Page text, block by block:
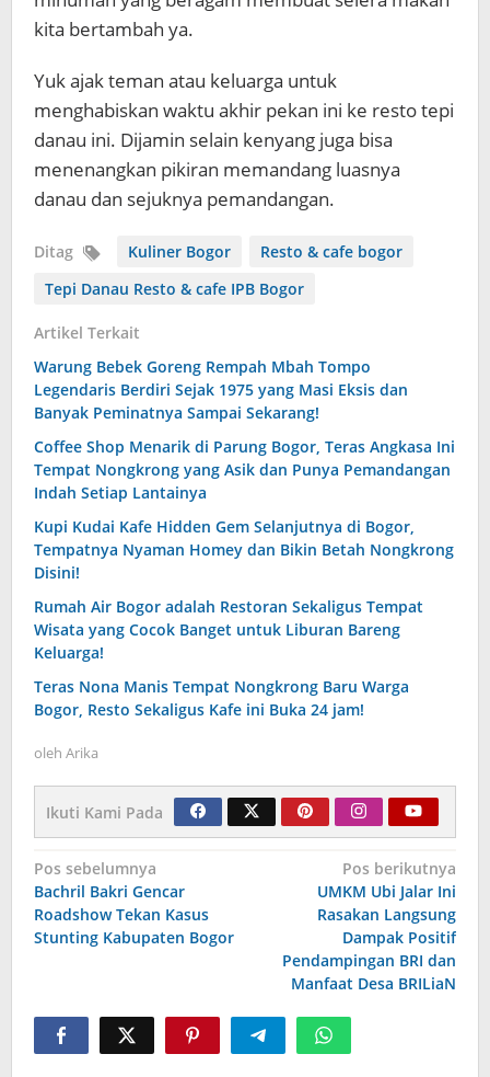
kita bertambah ya.
Yuk ajak teman atau keluarga untuk
menghabiskan waktu akhir pekan ini ke resto tepi
danau ini. Dijamin selain kenyang juga bisa
menenangkan pikiran memandang luasnya
danau dan sejuknya pemandangan.
Ditag Kuliner Bogor
Resto & cafe bogor
Tepi Danau Resto & cafe IPB Bogor
Artikel Terkait
Warung Bebek Goreng Rempah Mbah Tompo
Legendaris Berdiri Sejak 1975 yang Masi Eksis dan
Banyak Peminatnya Sampai Sekarang!
Coffee Shop Menarik di Parung Bogor, Teras Angkasa Ini
Tempat Nongkrong yang Asik dan Punya Pemandangan
Indah Setiap Lantainya
Kupi Kudai Kafe Hidden Gem Selanjutnya di Bogor,
Tempatnya Nyaman Homey dan Bikin Betah Nongkrong
Disini!
Rumah Air Bogor adalah Restoran Sekaligus Tempat
Wisata yang Cocok Banget untuk Liburan Bareng
Keluarga!
Teras Nona Manis Tempat Nongkrong Baru Warga
Bogor, Resto Sekaligus Kafe ini Buka 24 jam!
oleh Arika
Ikuti Kami Pada
Navigasi
pos
Pos sebelumnya
Bachril Bakri Gencar
Roadshow Tekan Kasus
Stunting Kabupaten Bogor
Pos berikutnya
UMKM Ubi Jalar Ini
Rasakan Langsung
Dampak Positif
Pendampingan BRI dan
Manfaat Desa BRILiaN